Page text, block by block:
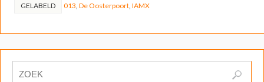
GELABELD 013 De Oosterpoort, IAMX